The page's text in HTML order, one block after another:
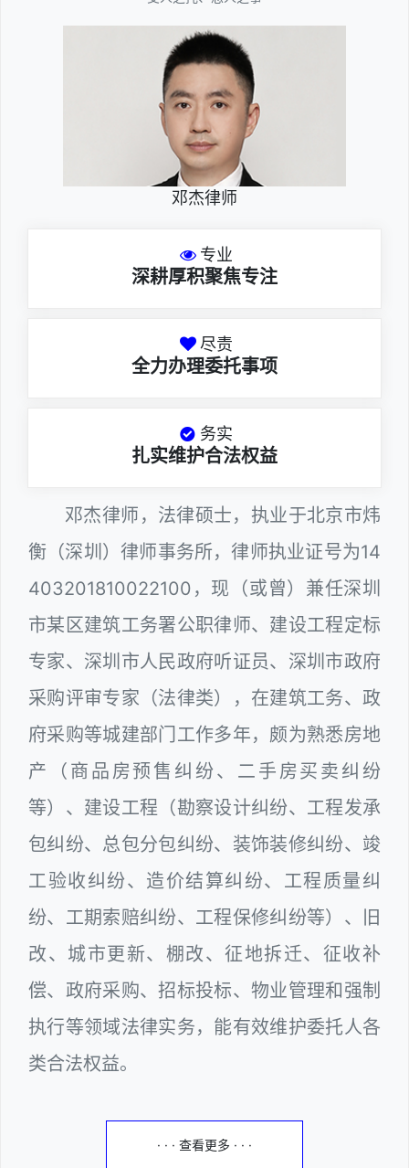
邓杰律师
专业
深耕厚积聚焦专注
尽责
全力办理委托事项
务实
扎实维护合法权益
邓杰律师，法律硕士，执业于北京市炜
衡（深圳）律师事务所，律师执业证号为14
403201810022100，现（或曾）兼任深圳
市某区建筑工务署公职律师、建设工程定标
专家、深圳市人民政府听证员、深圳市政府
采购评审专家（法律类），在建筑工务、政
府采购等城建部门工作多年，颇为熟悉房地
产（商品房预售纠纷、二手房买卖纠纷
等）、建设工程（勘察设计纠纷、工程发承
包纠纷、总包分包纠纷、装饰装修纠纷、竣
工验收纠纷、造价结算纠纷、工程质量纠
纷、工期索赔纠纷、工程保修纠纷等）、旧
改、城市更新、棚改、征地拆迁、征收补
偿、政府采购、招标投标、物业管理和强制
执行等领域法律实务，能有效维护委托人各
类合法权益。
· · · 查看更多 · · ·